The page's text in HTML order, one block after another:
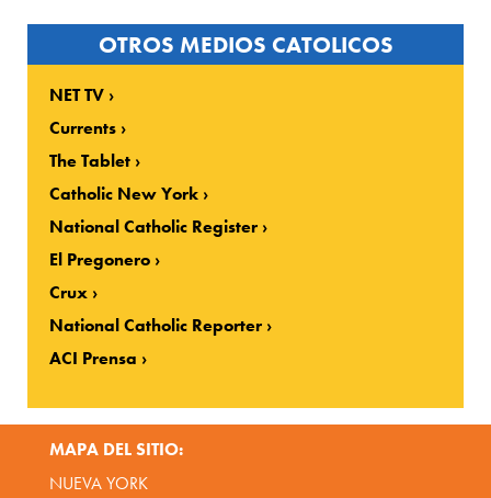
OTROS MEDIOS CATOLICOS
NET TV
Currents
The Tablet
Catholic New York
National Catholic Register
El Pregonero
Crux
National Catholic Reporter
ACI Prensa
MAPA DEL SITIO:
NUEVA YORK